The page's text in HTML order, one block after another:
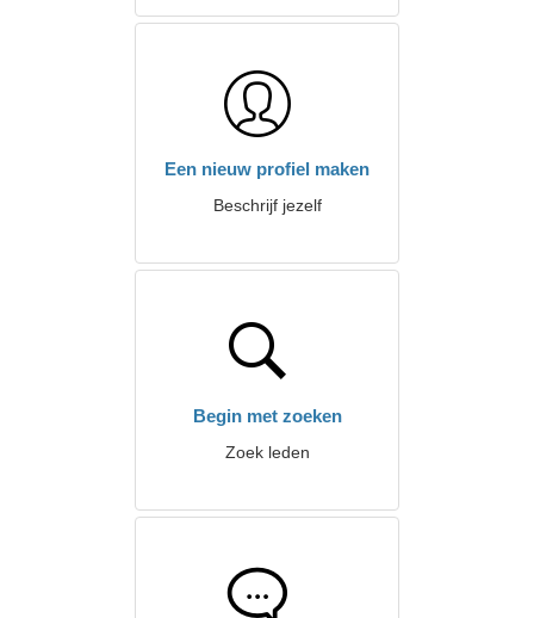
Een nieuw profiel maken
Beschrijf jezelf
Begin met zoeken
Zoek leden